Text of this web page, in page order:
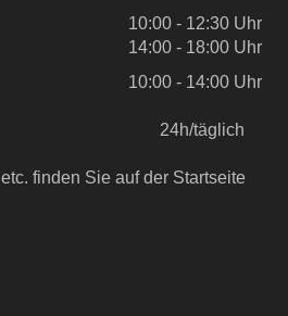
10:00 - 12:30 Uhr
14:00 - 18:00 Uhr
10:00 - 14:00 Uhr
24h/täglich
finden Sie auf der Startseite